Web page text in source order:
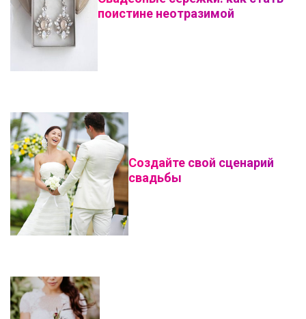
поистине неотразимой
Создайте свой сценарий
свадьбы